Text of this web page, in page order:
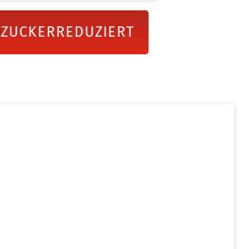
ZUCKERREDUZIERT